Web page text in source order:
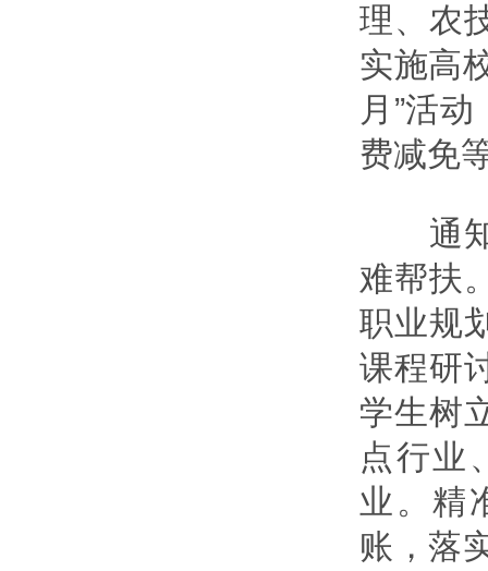
理、农
实施高
月”活
费减免
通知
难帮扶
职业规
课程研
学生树
点行业
业。精
账，落